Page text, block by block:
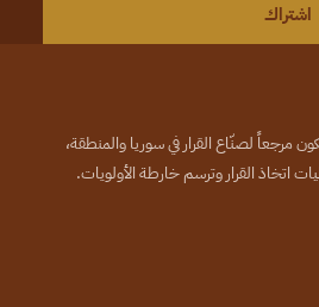
اشتراك
لصنّاع القرار في سوريا والمنطقة،
اتخاذ القرار وترسم خارطة الأولويات.